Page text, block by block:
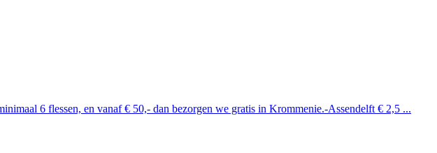
6 flessen, en vanaf € 50,- dan bezorgen we gratis in Krommenie.-Assendelft € 2,5 ...